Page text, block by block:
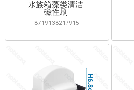
水族箱藻类清洁
磁性刷
8719138217915